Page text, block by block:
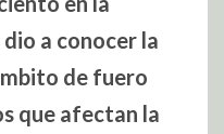
a conocer la
de fuero
que afectan la